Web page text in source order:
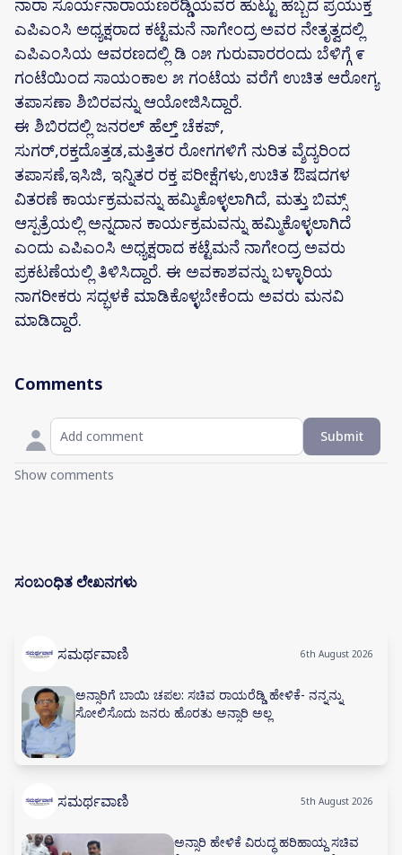
ನಾರಾ ಸೂರ್ಯನಾರಾಯಣರೆಡ್ಡಿಯವರ ಹುಟ್ಟು ಹಬ್ಬದ ಪ್ರಯುಕ್ತ
ಎಪಿಎಂಸಿ ಅಧ್ಯಕ್ಷರಾದ ಕಟ್ಟೆಮನೆ ನಾಗೇಂದ್ರ ಅವರ ನೇತೃತ್ವದಲ್ಲಿ
ಎಪಿಎಂಸಿಯ ಆವರಣದಲ್ಲಿ ಡಿ ೦೫ ಗುರುವಾರರಂದು ಬೆಳಿಗ್ಗೆ ೯
ಗಂಟೆಯಿಂದ ಸಾಯಂಕಾಲ ೫ ಗಂಟೆಯ ವರೆಗೆ ಉಚಿತ ಆರೋಗ್ಯ
ತಪಾಸಣಾ ಶಿಬಿರವನ್ನು ಆಯೋಜಿಸಿದ್ದಾರೆ.
ಈ ಶಿಬಿರದಲ್ಲಿ ಜನರಲ್ ಹೆಲ್ತ್ ಚೆಕಪ್,
ಸುಗರ್,ರಕ್ತದೊತ್ತಡ,ಮತ್ತಿತರ ರೋಗಗಳಿಗೆ ನುರಿತ ವ್ಶೆದ್ಯರಿಂದ
ತಪಾಸಣೆ,ಇಸಿಜಿ, ಇನ್ನಿತರ ರಕ್ತ ಪರೀಕ್ಷೆಗಳು,ಉಚಿತ ಔಷದಗಳ
ವಿತರಣೆ ಕಾರ್ಯಕ್ರಮವನ್ನು ಹಮ್ಮಿಕೊಳ್ಳಲಾಗಿದೆ, ಮತ್ತು ಬಿಮ್ಸ್
ಆಸ್ಪತ್ರೆಯಲ್ಲಿ ಅನ್ನದಾನ ಕಾರ್ಯಕ್ರಮವನ್ನು ಹಮ್ಮಿಕೊಳ್ಳಲಾಗಿದೆ
ಎಂದು ಎಪಿಎಂಸಿ ಅಧ್ಯಕ್ಷರಾದ ಕಟ್ಟೆಮನೆ ನಾಗೇಂದ್ರ ಅವರು
ಪ್ರಕಟಣೆಯಲ್ಲಿ ತಿಳಿಸಿದ್ದಾರೆ. ಈ ಅವಕಾಶವನ್ನು ಬಳ್ಳಾರಿಯ
ನಾಗರೀಕರು ಸದ್ಭಳಕೆ ಮಾಡಿಕೊಳ್ಳಬೇಕೆಂದು ಅವರು ಮನವಿ
ಮಾಡಿದ್ದಾರೆ.
Comments
Submit
Show comments
ಸಂಬಂಧಿತ ಲೇಖನಗಳು
ಸಮರ್ಥವಾಣಿ 6th August 2026
ಅನ್ಸಾರಿಗೆ ಬಾಯಿ ಚಪಲ: ಸಚಿವ ರಾಯರೆಡ್ಡಿ ಹೇಳಿಕೆ- ನನ್ನನ್ನು
ಸೋಲಿಸೊದು ಜನರು ಹೊರತು ಅನ್ಸಾರಿ ಅಲ್ಲ
ಸಮರ್ಥವಾಣಿ 5th August 2026
ಅನ್ಸಾರಿ ಹೇಳಿಕೆ ವಿರುದ್ಧ ಹರಿಹಾಯ್ದ ಸಚಿವ